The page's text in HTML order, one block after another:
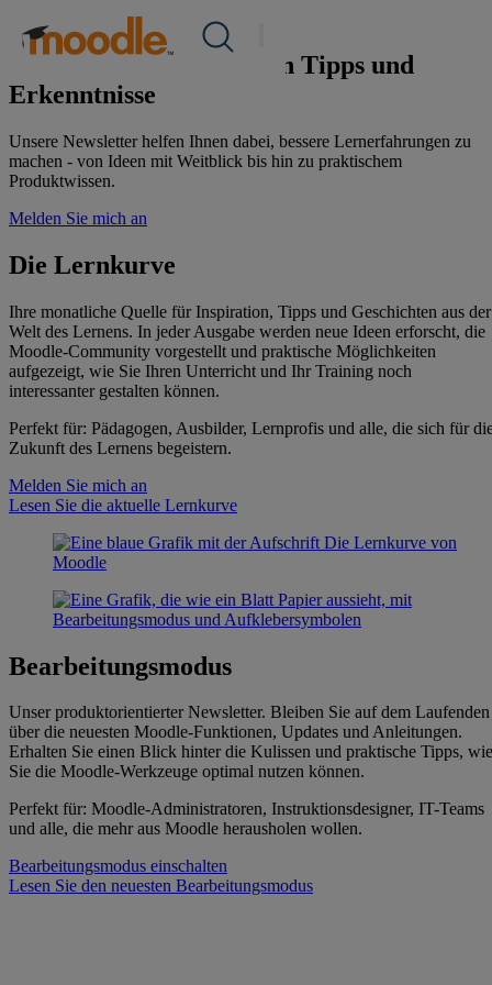
Inhalt
springen
Produkte
Dienstleistungen
Über uns
Kontakt
DE
RFP einreichen
Moodle erhalten
Erhalten Sie die neuesten Tipps und
Erkenntnisse
Unsere Newsletter helfen Ihnen dabei, bessere Lernerfahrungen zu
machen - von Ideen mit Weitblick bis hin zu praktischem
Produktwissen.
Melden Sie mich an
Die Lernkurve
Ihre monatliche Quelle für Inspiration, Tipps und Geschichten aus der
Welt des Lernens. In jeder Ausgabe werden neue Ideen erforscht, die
Moodle-Community vorgestellt und praktische Möglichkeiten
aufgezeigt, wie Sie Ihren Unterricht und Ihr Training noch
interessanter gestalten können.
Perfekt für: Pädagogen, Ausbilder, Lernprofis und alle, die sich für
Zukunft des Lernens begeistern.
Melden Sie mich an
Lesen Sie die aktuelle Lernkurve
Bearbeitungsmodus
Unser produktorientierter Newsletter. Bleiben Sie auf dem Laufenden
über die neuesten Moodle-Funktionen, Updates und Anleitungen.
Erhalten Sie einen Blick hinter die Kulissen und praktische Tipps, wie
Sie die Moodle-Werkzeuge optimal nutzen können.
Perfekt für: Moodle-Administratoren, Instruktionsdesigner, IT-Teams
und alle, die mehr aus Moodle herausholen wollen.
Bearbeitungsmodus einschalten
Lesen Sie den neuesten Bearbeitungsmodus